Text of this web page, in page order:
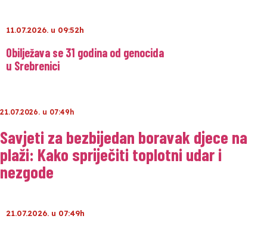
11.07.2026. u 09:52h
Obilježava se 31 godina od genocida
u Srebrenici
21.07.2026. u 07:49h
Savjeti za bezbijedan boravak djece na
plaži: Kako spriječiti toplotni udar i
nezgode
21.07.2026. u 07:49h